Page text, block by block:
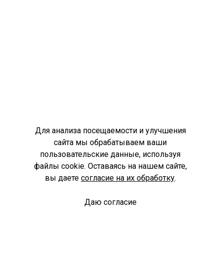
Для анализа посещаемости и улучшения
сайта мы обрабатываем ваши
пользовательские данные, используя
файлы cookie. Оставаясь на нашем сайте,
вы даете согласие на их обработку.
Даю согласие